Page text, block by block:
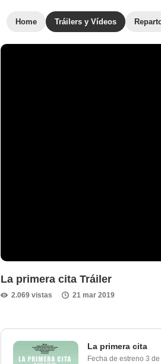
Home Tráilers y Vídeos
La primera cita Tráiler
2.069 vistas 21 mar 2019
La primera cita
Fecha de estreno 3